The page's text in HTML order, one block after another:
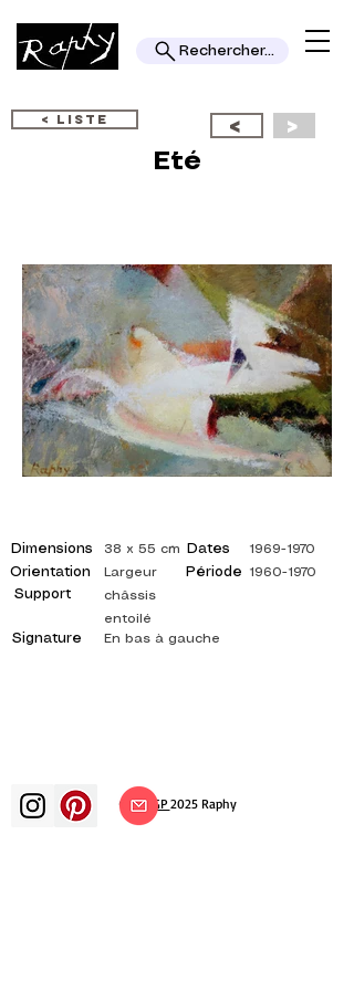
Rechercher...
< LISTE < >
Eté
Dimensions
Orientation
Support
Signature
38 x 55 cm
Dates
Période
Largeur
châssis
entoilé
En bas à gauche
1969-1970
1960-1970
© ADAGP 2025 Raphy